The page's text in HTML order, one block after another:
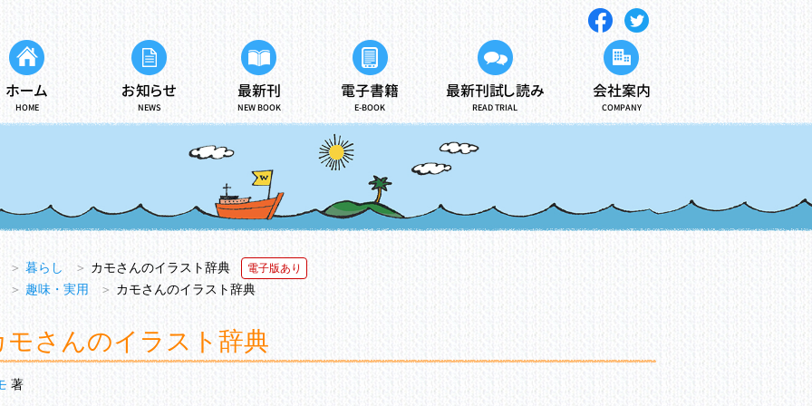
ホーム
HOME
お知らせ
NEWS
最新刊
NEW BOOK
電子書籍
E-BOOK
最新刊試し読み
READ TRIAL
会社案内
COMPANY
＞ 暮らし ＞ カモさんのイラスト辞典 電子版あり
＞ 趣味・実用 ＞ カモさんのイラスト辞典
モさんのイラスト辞典
著